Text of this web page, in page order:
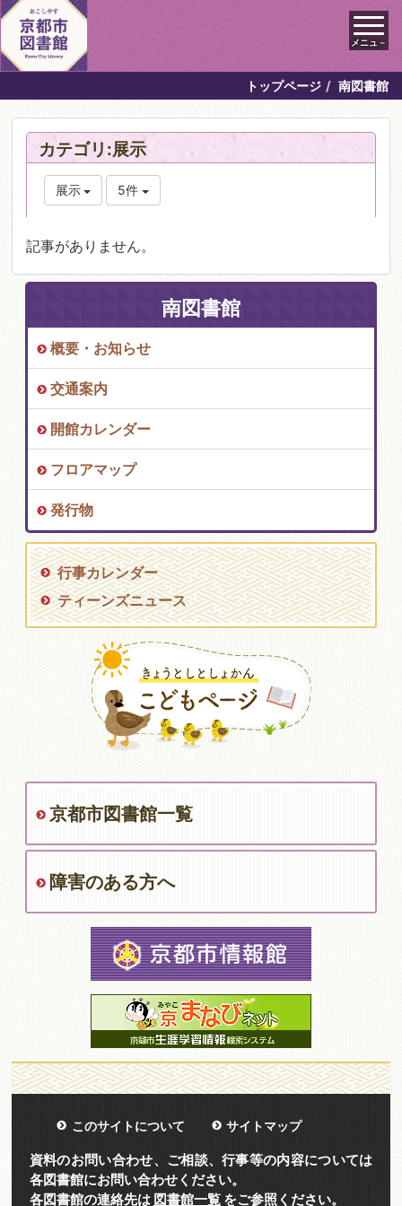
メニュ－
トップページ 南図書館
カテゴリ:展示
展示 5件
記事がありません。
南図書館
概要・お知らせ
交通案内
開館カレンダー
フロアマップ
発行物
行事カレンダー
ティーンズニュース
京都市図書館一覧
障害のある方へ
このサイトについて サイトマップ
資料のお問い合わせ、ご相談、行事等の内容については
各図書館にお問い合わせください。
各図書館の連絡先は 図書館一覧をご参照ください。